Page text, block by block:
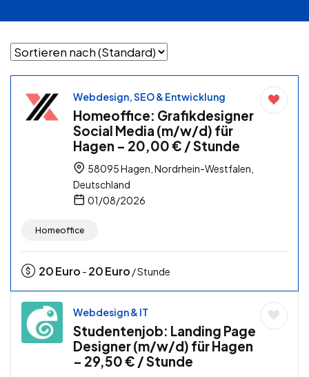
Webdesign, SEO & Entwicklung
Homeoffice: Grafikdesigner
Social Media (m/w/d) für
Hagen – 20,00 € / Stunde
58095 Hagen, Nordrhein-Westfalen,
Deutschland
01/08/2026
Homeoffice
20Euro - 20Euro / Stunde
Webdesign & IT
Studentenjob: Landing Page
Designer (m/w/d) für Hagen
– 29,50 € / Stunde